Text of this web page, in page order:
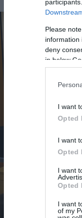
Please
information
deny
in below
I want
Opted
I want
Opted
I want
Opted
I want
of my